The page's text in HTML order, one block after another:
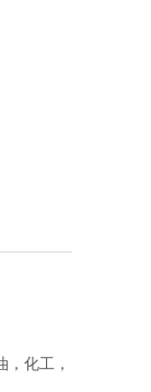
化工，